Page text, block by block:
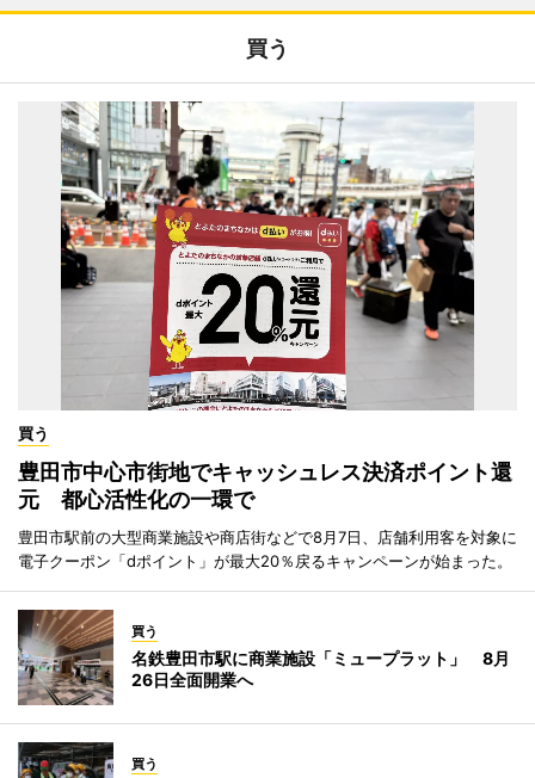
買う
買う
豊田市中心市街地でキャッシュレス決済ポイント還
元 都心活性化の一環で
豊田市駅前の大型商業施設や商店街などで8月7日、店舗利用客を対象に
電子クーポン「dポイント」が最大20％戻るキャンペーンが始まった。
買う
名鉄豊田市駅に商業施設「ミュープラット」 8月
26日全面開業へ
買う